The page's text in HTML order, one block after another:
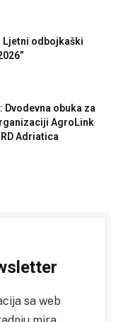
Ljetni odbojkaški
Dvodevna obuka za
AgroLink
Adriatica
sa web